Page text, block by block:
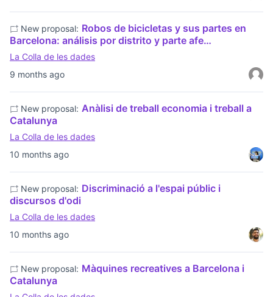
9 months ago
New proposal: Robos de bicicletas y sus partes en
Barcelona: análisis por distrito y parte afe…
La Colla de les dades
10 months ago
New proposal: Anàlisi de treball economia i treball a
Catalunya
La Colla de les dades
10 months ago
New proposal: Discriminació a l'espai públic i
discursos d'odi
La Colla de les dades
New proposal: Màquines recreatives a Barcelona i
Catalunya